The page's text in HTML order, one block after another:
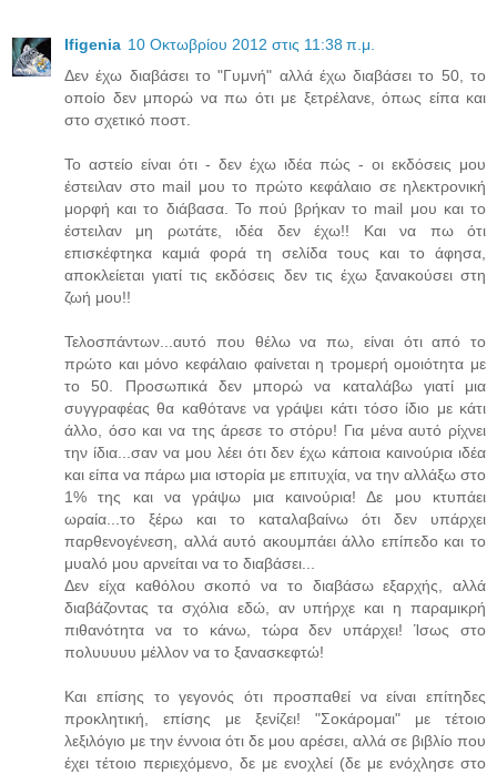
Ifigenia 10 Οκτωβρίου 2012 στις 11:38 π.μ.
Δεν έχω διαβάσει το "Γυμνή" αλλά έχω διαβάσει το 50, το
οποίο δεν μπορώ να πω ότι με ξετρέλανε, όπως είπα και
στο σχετικό ποστ.
Το αστείο είναι ότι - δεν έχω ιδέα πώς - οι εκδόσεις μου
έστειλαν στο mail μου το πρώτο κεφάλαιο σε ηλεκτρονική
μορφή και το διάβασα. Το πού βρήκαν το mail μου και το
έστειλαν μη ρωτάτε, ιδέα δεν έχω!! Και να πω ότι
επισκέφτηκα καμιά φορά τη σελίδα τους και το άφησα,
αποκλείεται γιατί τις εκδόσεις δεν τις έχω ξανακούσει στη
ζωή μου!!
Τελοσπάντων...αυτό που θέλω να πω, είναι ότι από το
πρώτο και μόνο κεφάλαιο φαίνεται η τρομερή ομοιότητα με
το 50. Προσωπικά δεν μπορώ να καταλάβω γιατί μια
συγγραφέας θα καθότανε να γράψει κάτι τόσο ίδιο με κάτι
άλλο, όσο και να της άρεσε το στόρυ! Για μένα αυτό ρίχνει
την ίδια...σαν να μου λέει ότι δεν έχω κάποια καινούρια ιδέα
και είπα να πάρω μια ιστορία με επιτυχία, να την αλλάξω στο
1% της και να γράψω μια καινούρια! Δε μου κτυπάει
ωραία...το ξέρω και το καταλαβαίνω ότι δεν υπάρχει
παρθενογένεση, αλλά αυτό ακουμπάει άλλο επίπεδο και το
μυαλό μου αρνείται να το διαβάσει...
Δεν είχα καθόλου σκοπό να το διαβάσω εξαρχής, αλλά
διαβάζοντας τα σχόλια εδώ, αν υπήρχε και η παραμικρή
πιθανότητα να το κάνω, τώρα δεν υπάρχει! Ίσως στο
πολυυυυυ μέλλον να το ξανασκεφτώ!
Και επίσης το γεγονός ότι προσπαθεί να είναι επίτηδες
προκλητική, επίσης με ξενίζει! "Σοκάρομαι" με τέτοιο
λεξιλόγιο με την έννοια ότι δε μου αρέσει, αλλά σε βιβλίο που
έχει τέτοιο περιεχόμενο, δε με ενοχλεί (δε με ενόχλησε στο